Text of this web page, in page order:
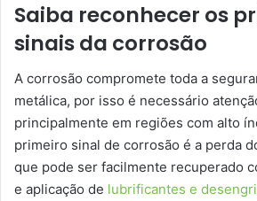
Saiba reconhecer os
sinais da corrosão
A corrosão compromete toda a
metálica, por isso é necessário
principalmente em regiões com alto
primeiro sinal de corrosão é a perda
que pode ser facilmente recuperado
e aplicação de lubrificantes e